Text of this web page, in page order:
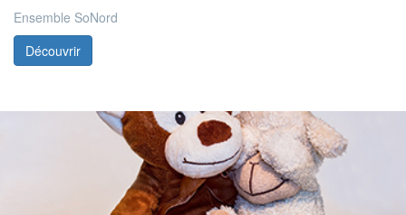
Ensemble SoNord
Découvrir